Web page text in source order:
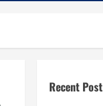
Recent Post